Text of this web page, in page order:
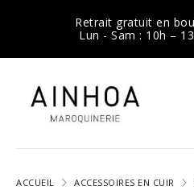
Retrait gratuit en
Lun - Sam : 10h –
ACCUEIL ACCESSOIRES EN CUIR